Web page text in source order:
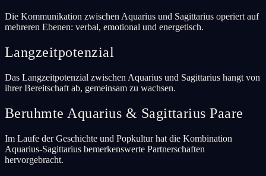
Die Kommunikation zwischen Aquarius und Sagittarius operiert auf
mehreren Ebenen: verbal, emotional und energetisch.
Langzeitpotenzial
Das Langzeitpotenzial zwischen Aquarius und Sagittarius hangt von
ihrer Bereitschaft ab, gemeinsam zu wachsen.
Beruhmte Aquarius & Sagittarius Paare
Im Laufe der Geschichte und Popkultur hat die Kombination
Aquarius-Sagittarius bemerkenswerte Partnerschaften
hervorgebracht.